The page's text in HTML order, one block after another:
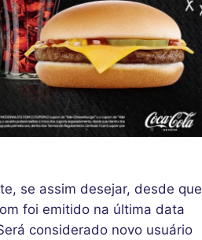
se assim desejar, desde que
foi emitido na última data
considerado novo usuário